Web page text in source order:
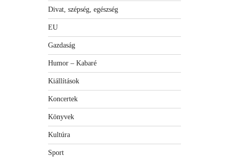
Divat, szépség, egészség
EU
Gazdaság
Humor – Kabaré
Kiállítások
Koncertek
Könyvek
Kultúra
Sport